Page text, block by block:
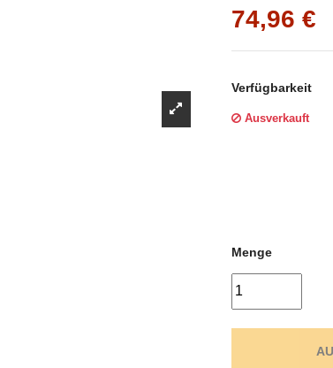
74,96 €
Verfügbarkeit
Ausverkauft
Menge